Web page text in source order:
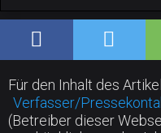
Für den Inhalt des
Verfasser/
(Betreiber dieser